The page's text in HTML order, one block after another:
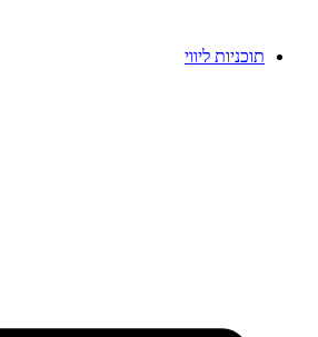
תוכניות ליווי